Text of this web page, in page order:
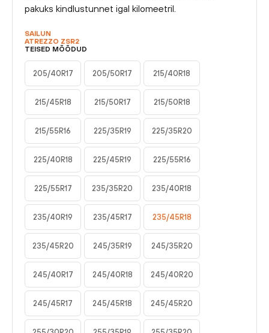
pakuks kindlustunnet igal kilomeetril.
SAILUN
ATREZZO ZSR2
TEISED MÕÕDUD
205/40R17 205/50R17 215/40R18
215/45R18 215/50R17 215/50R18
215/55R16 225/35R19 225/35R20
225/40R18 225/45R19 225/55R16
225/55R17 235/35R20 235/40R18
235/40R19 235/45R17 235/45R18
235/45R20 245/35R19 245/35R20
245/40R17 245/40R18 245/40R20
245/45R17 245/45R18 245/45R20